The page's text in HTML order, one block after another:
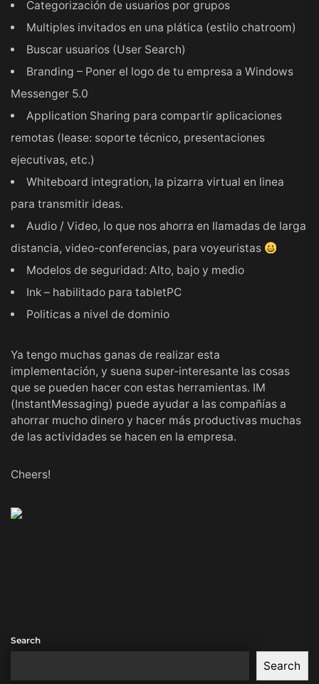
Categorización de usuarios por grupos
Multiples invitados en una plática (estilo chatroom)
Buscar usuarios (User Search)
Branding – Poner el logo de tu empresa a Windows
Messenger 5.0
Application Sharing para compartir aplicaciones
remotas (lease: soporte técnico, presentaciones
ejecutivas, etc.)
Whiteboard integration, la pizarra virtual en linea
para transmitir ideas.
Audio / Video, lo que nos ahorra en llamadas de larga
distancia, video-conferencias, para voyeuristas
Modelos de seguridad: Alto, bajo y medio
Ink – habilitado para tabletPC
Politicas a nivel de dominio
Ya tengo muchas ganas de realizar esta
implementación, y suena super-interesante las cosas
que se pueden hacer con estas herramientas. IM
(InstantMessaging) puede ayudar a las compañías a
ahorrar mucho dinero y hacer más productivas muchas
de las actividades se hacen en la empresa.
Cheers!
Search
Search